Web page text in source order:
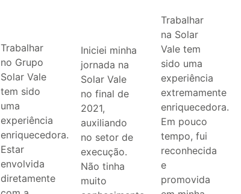
Trabalhar
no Grupo
Solar Vale
tem sido
uma
experiência
enriquecedora.
Estar
envolvida
diretamente
Iniciei minha
jornada na
Solar Vale
no final de
2021,
auxiliando
no setor de
execução.
Não tinha
muito
Trabalhar
na Solar
Vale tem
sido uma
experiência
extremamente
enriquecedora.
Em pouco
tempo, fui
reconhecida
e
promovida